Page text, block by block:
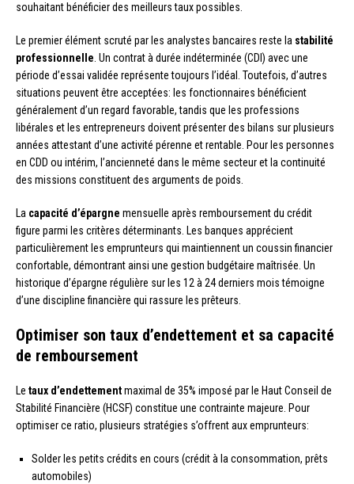
souhaitant bénéficier des meilleurs taux possibles.
Le premier élément scruté par les analystes bancaires reste la stabilité
professionnelle . Un contrat à durée indéterminée (CDI) avec une
période d’essai validée représente toujours l’idéal. Toutefois, d’autres
situations peuvent être acceptées: les fonctionnaires bénéficient
généralement d’un regard favorable, tandis que les professions
libérales et les entrepreneurs doivent présenter des bilans sur plusieurs
années attestant d’une activité pérenne et rentable. Pour les personnes
en CDD ou intérim, l’ancienneté dans le même secteur et la continuité
des missions constituent des arguments de poids.
La capacité d’épargne mensuelle après remboursement du crédit
figure parmi les critères déterminants. Les banques apprécient
particulièrement les emprunteurs qui maintiennent un coussin financier
confortable, démontrant ainsi une gestion budgétaire maîtrisée. Un
historique d’épargne régulière sur les 12 à 24 derniers mois témoigne
d’une discipline financière qui rassure les prêteurs.
Optimiser son taux d’endettement et sa capacité
de remboursement
Le taux d’endettementmaximal de 35% imposé par le Haut Conseil de
Stabilité Financière (HCSF) constitue une contrainte majeure. Pour
optimiser ce ratio, plusieurs stratégies s’offrent aux emprunteurs:
Solder les petits crédits en cours (crédit à la consommation, prêts
automobiles)